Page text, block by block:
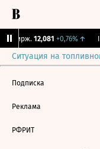
Бирж. 12,081 +0,76%↑
Ситуация на
Подписка
Реклама
РФРИТ